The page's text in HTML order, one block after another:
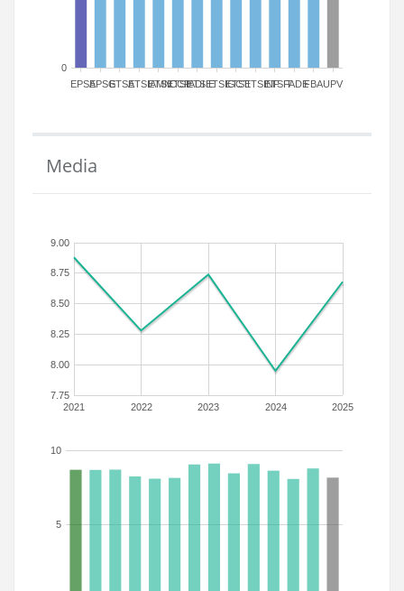
EPSAEPSGETSAETSIAMN
ETSICCP
ETSIADI
ETSIEETSIGCT
ETSIIETSINFETSITFADEFBAUPV
0
Media
2021 2022 2023 2024 2025
7.75
8.00
8.25
8.50
8.75
9.00
5
10